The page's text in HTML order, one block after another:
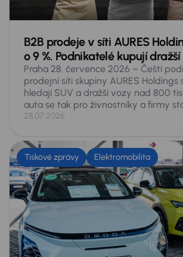
B2B prodeje v síti AURES
o 9 %. Podnikatelé kupují
Praha 28. července 2026 – Čeští
prodejní síti skupiny AURES Holdings
hledají SUV a dražší vozy nad 800
auta se tak pro živnostníky a firmy
plnohodnotnou alternativou k novým.
4 310 vozů, meziročně o 359 aut víc,
procent. SUV tvořila o pětinu víc než
kombi se prodalo o 3 procenta
rostla dražší auta: v rozmezí 800 až
se prodalo o 29 procent více aut a
procent. Nejprodávanějším přesto
Octavia.
28.07.2026
Tiskové zprávy Elektromobilita